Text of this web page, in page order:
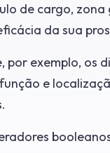
de cargo, zona
da sua
por exemplo, os
e